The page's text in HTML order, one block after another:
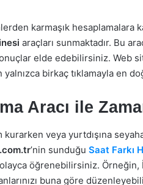
karmaşık hesaplamalara
araçları sunmaktadır. Bu
elde edebilirsiniz. Web
yalnızca birkaç tıklamayla en
Aracı ile
veya yurtdışına
’nin sunduğu Saat Farkı
öğrenebilirsiniz.
buna göre